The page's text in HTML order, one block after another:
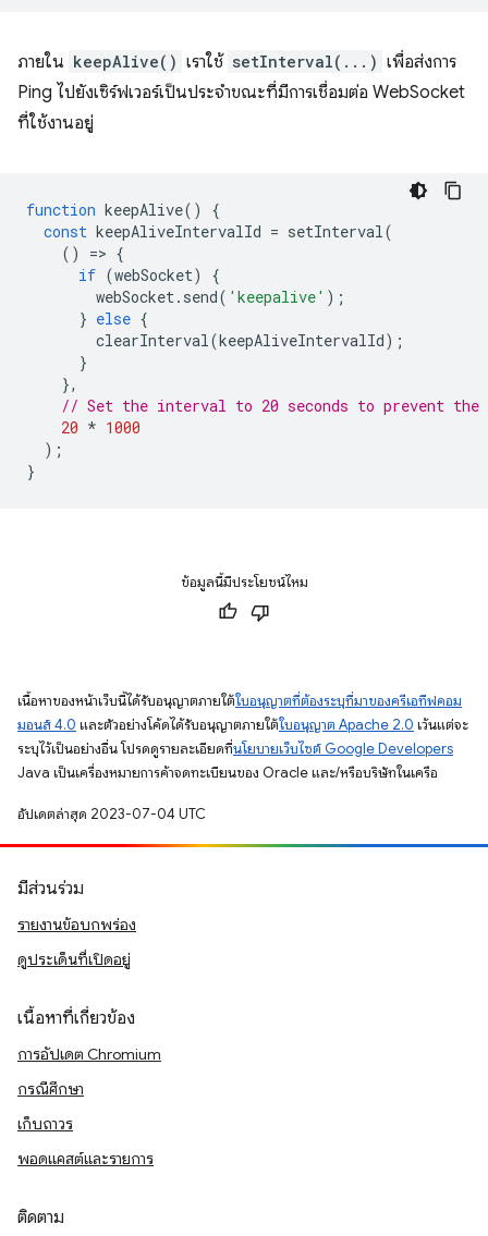
ภายใน keepAlive() เราใช้ setInterval(...) เพื่อส่งการ
Ping ไปยังเซิร์ฟเวอร์เป็นประจำขณะที่มีการเชื่อมต่อ WebSocket
ที่ใช้งานอยู่
function keepAlive()
{
const keepAliveIntervalId = setInterval(
()
=> {
if (webSocket)
{
webSocket. send( 'keepalive' );
} else {
clearInterval(keepAliveIntervalId);
}
},
// Set the interval to 20 seconds to prevent the
20 * 1000
);
}
ข้อมูลนี้มีประโยชน์ไหม
เนื้อหาของหน้าเว็บนี้ได้รับอนุญาตภายใต้ใบอนุญาตที่ต้องระบุที่มาของครีเอทีฟคอม
มอนส์ 4.0 และตัวอย่างโค้ดได้รับอนุญาตภายใต้ใบอนุญาต Apache 2.0 เว้นแต่จะ
ระบุไว้เป็นอย่างอื่น โปรดดูรายละเอียดที่นโยบายเว็บไซต์ Google Developers
Java เป็นเครื่องหมายการค้าจดทะเบียนของ Oracle และ/หรือบริษัทในเครือ
อัปเดตล่าสุด 2023-07-04 UTC
มีส่วนร่วม
รายงานข้อบกพร่อง
ดูประเด็นที่เปิดอยู่
เนื้อหาที่เกี่ยวข้อง
การอัปเดต Chromium
กรณีศึกษา
เก็บถาวร
พอดแคสต์และรายการ
ติดตาม